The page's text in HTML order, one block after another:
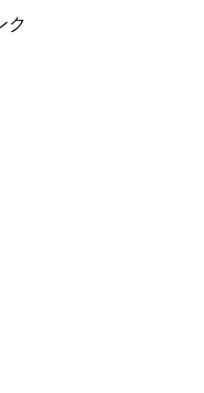
ク